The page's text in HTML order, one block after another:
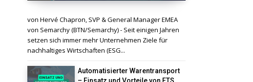
von Hervé Chapron, SVP & General Manager EMEA
von Semarchy (BTN/Semarchy) - Seit einigen Jahren
setzen sich immer mehr Unternehmen Ziele für
nachhaltiges Wirtschaften (ESG...
Automatisierter Warentransport